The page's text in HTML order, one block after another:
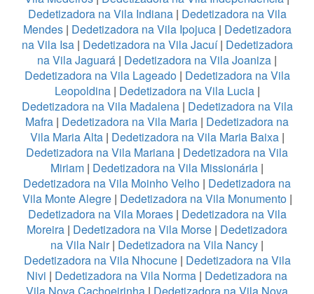
Dedetizadora na Vila Indiana| Dedetizadora na Vila
Mendes| Dedetizadora na Vila Ipojuca| Dedetizadora
na Vila Isa| Dedetizadora na Vila Jacuí| Dedetizadora
na Vila Jaguará | Dedetizadora na Vila Joaniza |
Dedetizadora na Vila Lageado| Dedetizadora na Vila
Leopoldina| Dedetizadora na Vila Lucia|
Dedetizadora na Vila Madalena| Dedetizadora na Vila
Mafra | Dedetizadora na Vila Maria | Dedetizadora na
Vila Maria Alta| Dedetizadora na Vila Maria Baixa|
Dedetizadora na Vila Mariana | Dedetizadora na Vila
Miriam | Dedetizadora na Vila Missionária |
Dedetizadora na Vila Moinho Velho | Dedetizadora na
Vila Monte Alegre| Dedetizadora na Vila Monumento|
Dedetizadora na Vila Moraes| Dedetizadora na Vila
Moreira | Dedetizadora na Vila Morse | Dedetizadora
na Vila Nair| Dedetizadora na Vila Nancy |
Dedetizadora na Vila Nhocune| Dedetizadora na Vila
Nivi | Dedetizadora na Vila Norma | Dedetizadora na
Vila Nova Cachoeirinha | Dedetizadora na Vila Nova